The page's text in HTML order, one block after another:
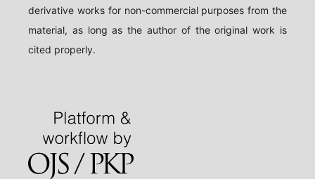
derivative works for non-commercial purposes from the
material, as long as the author of the original work is
cited properly.